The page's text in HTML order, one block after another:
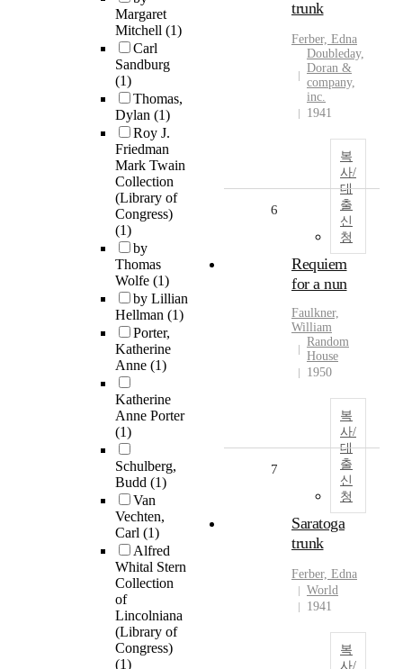
Margaret
Mitchell (1)
Carl
Sandburg
(1)
Thomas,
Dylan (1)
Roy J.
Friedman
Mark Twain
Collection
(Library of
Congress)
(1)
by
Thomas
Wolfe (1)
by Lillian
Hellman (1)
Porter,
Katherine
Anne (1)
Katherine
Anne Porter
(1)
Schulberg,
Budd (1)
Van
Vechten,
Carl (1)
Alfred
Whital Stern
Collection
of
Lincolniana
(Library of
Congress)
(1)
trunk
Ferber, Edna
Doubleday,
Doran &
company,
inc.
1941
복
사/
대
출
신
청
6
Requiem
for a nun
Faulkner,
William
Random
House
1950
복
사/
대
출
신
청
7
Saratoga
trunk
Ferber, Edna
World
1941
복
사/